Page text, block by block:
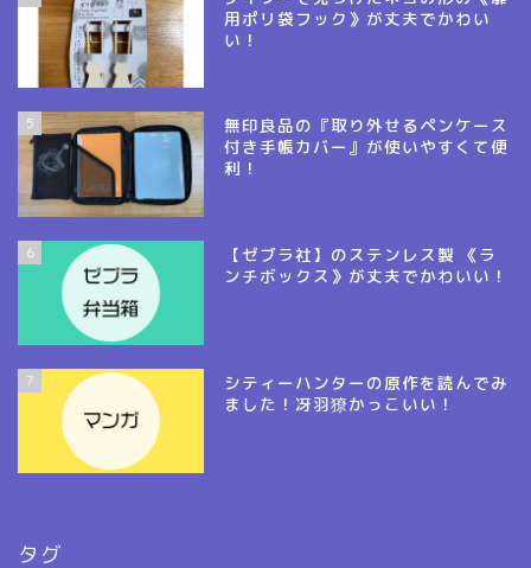
用ポリ袋フック》が丈夫でかわい
い！
5
無印良品の『取り外せるペンケース
付き手帳カバー』が使いやすくて便
利！
6
【ゼブラ社】のステンレス製 《ラ
ンチボックス》が丈夫でかわいい！
7
シティーハンターの原作を読んでみ
ました！冴羽獠かっこいい！
タグ